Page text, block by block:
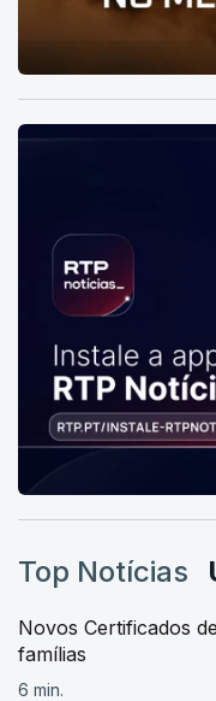
Top Notícias
Novos Certificados
famílias
6 min.